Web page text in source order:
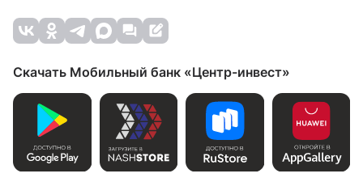
Скачать Мобильный банк «Центр-инвест»